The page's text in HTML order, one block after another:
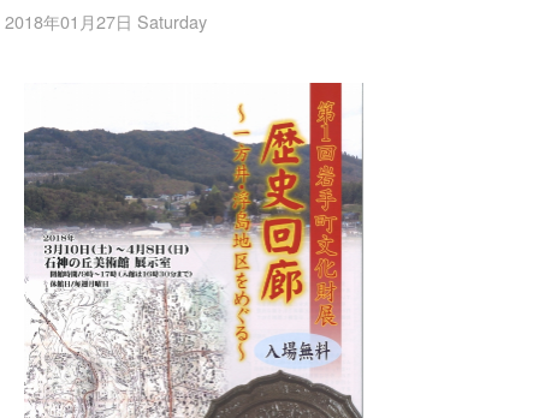
2018年01月27日 Saturday